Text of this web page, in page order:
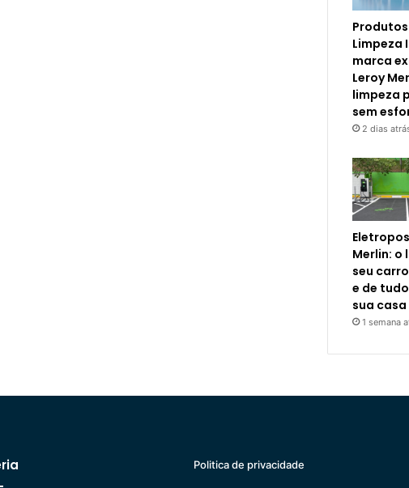
Limpeza
marca
Leroy
limpeza
sem
2 dias
Merlin: o
seu
e de
sua
1 semana
Politica de privacidade